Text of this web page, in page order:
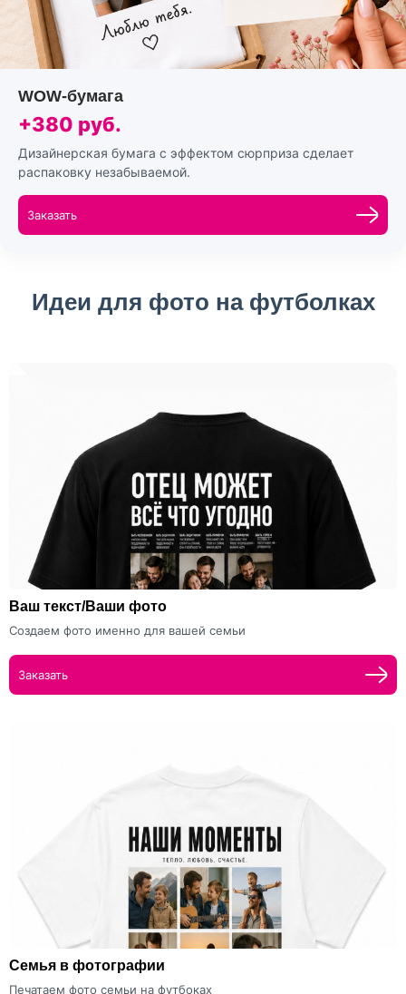
WOW-бумага
+380 руб.
Дизайнерская бумага с эффектом сюрприза сделает
распаковку незабываемой.
Заказать
Идеи для фото на футболках
Ваш текст/Ваши фото
Создаем фото именно для вашей семьи
Заказать
Семья в фотографии
Печатаем фото семьи на футбоках